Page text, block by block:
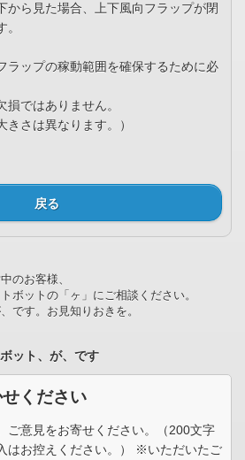
から見た場合、上下風向フラップが閉
ラップの稼動範囲を確保するために必
ではありません。
きさは異なります。）
戻る
のお客様、
ボットの「ヶ」にご相談ください。
です。お見知りおきを。
ください
ご意見をお寄せください。（200文字
はお控えください。） ※いただいたご